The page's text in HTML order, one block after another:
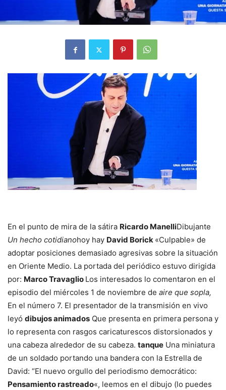
En el punto de mira de la sátira Ricardo ManelliDibujante
Un hecho cotidianohoy hay David Borick «Culpable» de
adoptar posiciones demasiado agresivas sobre la situación
en Oriente Medio. La portada del periódico estuvo dirigida
por: Marco Travaglio Los interesados ​​lo comentaron en el
episodio del miércoles 1 de noviembre de aire que sopla,
En el número 7. El presentador de la transmisión en vivo
leyó dibujos animados Que presenta en primera persona y
lo representa con rasgos caricaturescos distorsionados y
una cabeza alrededor de su cabeza. tanque Una miniatura
de un soldado portando una bandera con la Estrella de
David: “El nuevo orgullo del periodismo democrático:
Pensamiento rastreado«, leemos en el dibujo (lo puedes